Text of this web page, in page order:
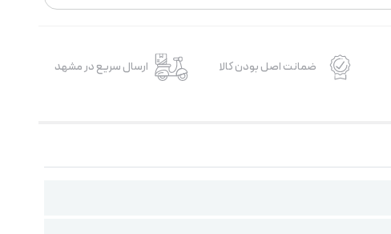
ضمانت اصل بودن کالا ارسال سریع در مشهد